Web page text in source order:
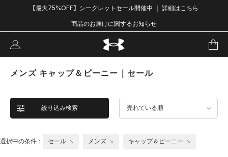
【最大75%OFF】シークレットセール開催中 ｜ 詳細はこちら
商品のお届けに関するお知らせ
メンズ キャップ＆ビーニー｜セール
絞り込み検索 売れている順
選択中の条件： セール メンズ キャップ＆ビーニー